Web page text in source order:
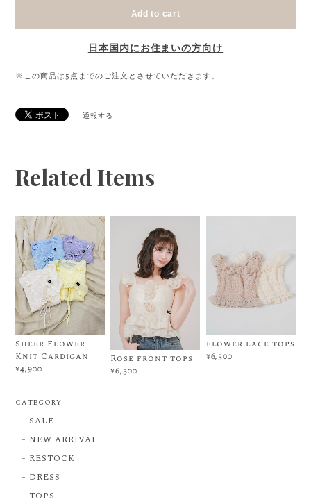
Add to cart
日本国内にお住まいの方向け
※この商品は5点までのご注文とさせていただきます。
通報する
Related Items
Sheer Flower
Knit Cardigan
¥4,900
Rose front tops
¥6,500
flower lace tops
¥6,500
CATEGORY
SALE
NEW ARRIVAL
RESTOCK
DRESS
TOPS